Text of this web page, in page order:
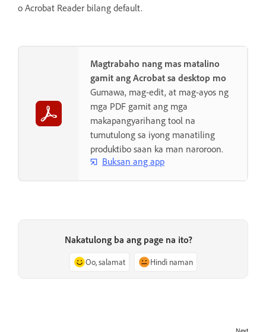
o Acrobat Reader bilang default.
Magtrabaho nang mas matalino
gamit ang Acrobat sa desktop mo
Gumawa, mag-edit, at mag-ayos ng
mga PDF gamit ang mga
makapangyarihang tool na
tumutulong sa iyong manatiling
produktibo saan ka man naroroon.
Buksan ang app
Nakatulong ba ang page na ito?
Oo, salamat Hindi naman